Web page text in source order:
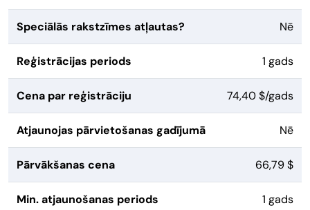
Speciālās rakstzīmes atļautas? Nē
Reģistrācijas periods 1 gads
Cena par reģistrāciju 74,40 $/gads
Atjaunojas pārvietošanas gadījumā Nē
Pārvākšanas cena 66,79 $
Min. atjaunošanas periods 1 gads